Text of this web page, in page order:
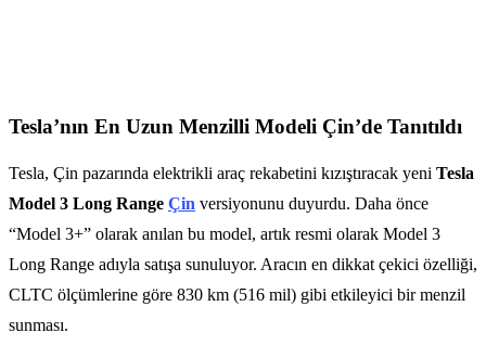
Tesla’nın En Uzun Menzilli Modeli Çin’de Tanıtıldı
Tesla, Çin pazarında elektrikli araç rekabetini kızıştıracak yeni Tesla
Model 3 Long Range Çin versiyonunu duyurdu. Daha önce
“Model 3+” olarak anılan bu model, artık resmi olarak Model 3
Long Range adıyla satışa sunuluyor. Aracın en dikkat çekici özelliği,
CLTC ölçümlerine göre 830 km (516 mil) gibi etkileyici bir menzil
sunması.